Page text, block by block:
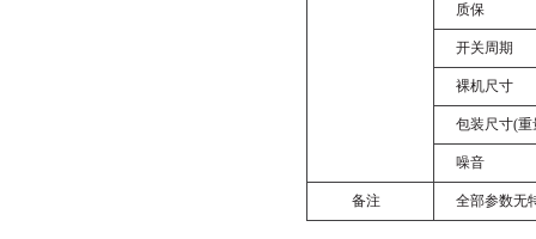
质保
开关周期
裸机尺寸
包装尺寸(重
噪音
备注 全部参数无